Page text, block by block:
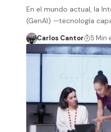
En el mundo actual, la
(GenAI) —tecnología
Carlos Cantor 5 Min